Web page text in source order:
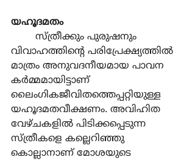
യഹൂദമതം
വിവാഹത്തിന്‍റെ പരിപ്രേക്ഷ്യത്തില്‍
മാത്രം അനുവദനീയമായ പാവന
കര്‍മ്മമായിട്ടാണ്
ലൈംഗികജീവിതത്തെപ്പറ്റിയുള്ള
യഹൂദമതവീക്ഷണം. അവിഹിത
വേഴ്ചകളില്‍ പിടിക്കപ്പെടുന്ന
സ്ത്രീകളെ കല്ലെറിഞ്ഞു
കൊല്ലാനാണ് മോശയുടെ